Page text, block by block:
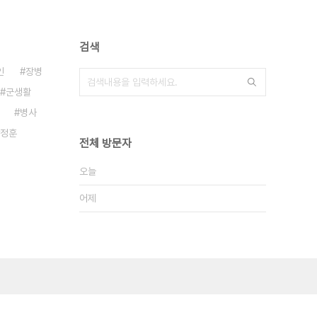
장병
군생활
병사
정훈
검색
전체 방문자
오늘
어제